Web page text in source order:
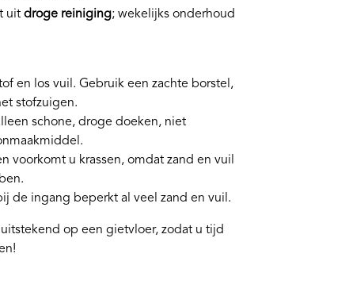
uit droge reiniging; wekelijks onderhoud
en los vuil. Gebruik een zachte borstel,
stofzuigen.
schone, droge doeken, niet
voorkomt u krassen, omdat zand en vuil
de ingang beperkt al veel zand en vuil.
op een gietvloer, zodat u tijd